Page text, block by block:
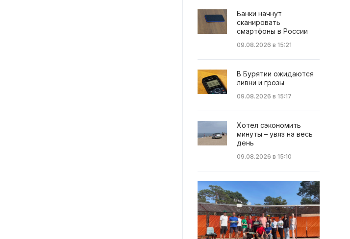
Банки начнут
сканировать
смартфоны в России
09.08.2026 в 15:21
В Бурятии ожидаются
ливни и грозы
09.08.2026 в 15:17
Хотел сэкономить
минуты – увяз на весь
день
09.08.2026 в 15:10